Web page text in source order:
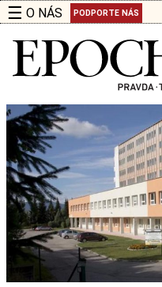
☰ O NÁS PODPORTE NÁS